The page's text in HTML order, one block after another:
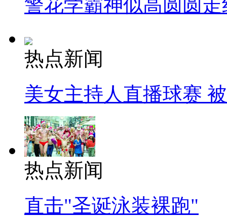
警花学霸神似高圆圆走
热点新闻
美女主持人直播球赛
热点新闻
直击"圣诞泳装裸跑"